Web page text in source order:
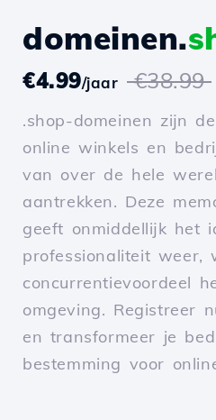
domeinen.
€4.99/jaar €38.99
.shop-domeinen zijn
online winkels en
van over de hele
aantrekken. Deze
geeft onmiddellijk het
professionaliteit weer,
concurrentievoordeel
omgeving. Registreer
en transformeer je
bestemming voor